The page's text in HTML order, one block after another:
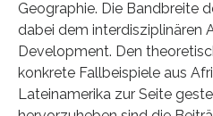
Geographie. Die Bandbreite
dabei dem interdisziplinären
Development. Den
konkrete Fallbeispiele aus
Lateinamerika zur Seite